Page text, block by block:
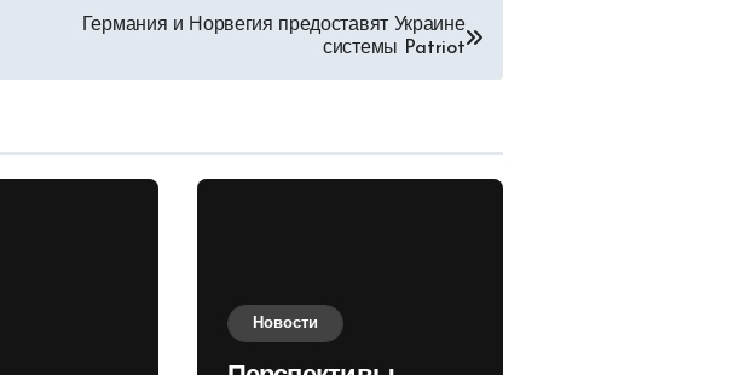
Германия и Норвегия предоставят Украине
системы Patriot
Новости